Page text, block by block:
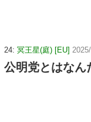
24: 冥王星(庭) [EU]
公明党とはなん